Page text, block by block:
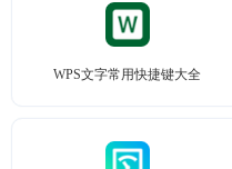
WPS文字常用快捷键大全